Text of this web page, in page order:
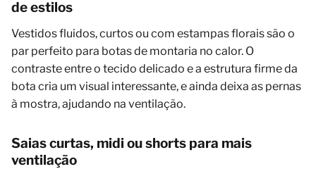
de estilos
Vestidos fluidos, curtos ou com estampas florais são o
par perfeito para botas de montaria no calor. O
contraste entre o tecido delicado e a estrutura firme da
bota cria um visual interessante, e ainda deixa as pernas
à mostra, ajudando na ventilação.
Saias curtas, midi ou shorts para mais
ventilação